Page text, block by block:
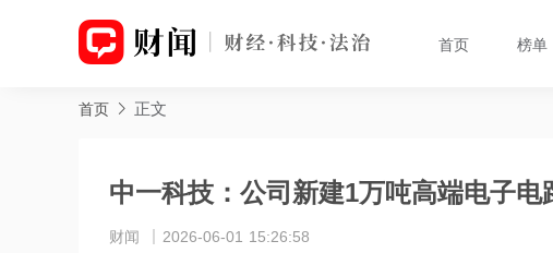
首页 榜单
首页 正文
中一科技：公司新建1万吨高端电子
财闻 2026-06-01 15:26:58